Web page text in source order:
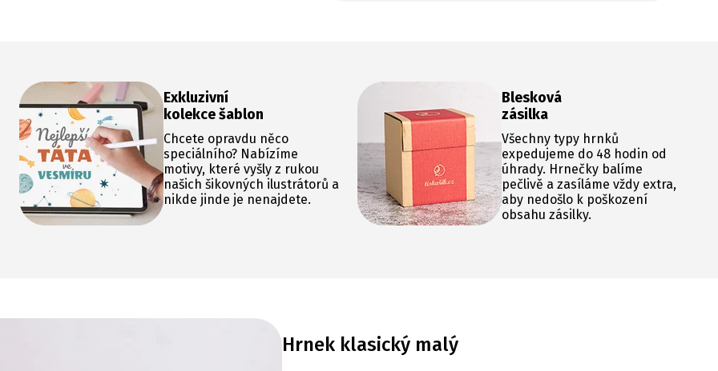
Exkluzivní
kolekce šablon
Chcete opravdu něco
speciálního? Nabízíme
motivy, které vyšly z rukou
našich šikovných ilustrátorů a
nikde jinde je nenajdete.
Blesková
zásilka
Všechny typy hrnků
expedujeme do 48 hodin od
úhrady. Hrnečky balíme
pečlivě a zasíláme vždy extra,
aby nedošlo k poškození
obsahu zásilky.
Hrnek klasický malý